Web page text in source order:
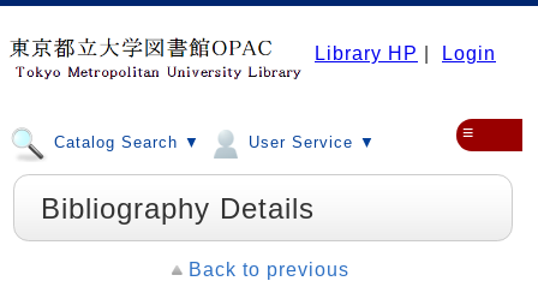
Library HP Login
Catalog Search ▼ User Service ▼ ≡
Bibliography Details
Back to previous